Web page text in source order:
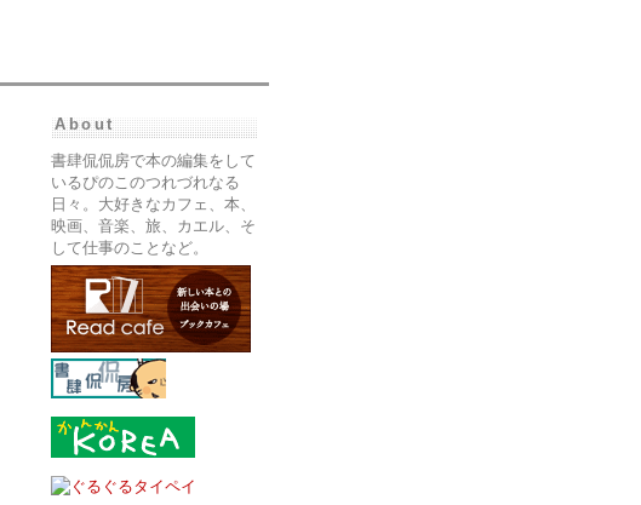
About
書肆侃侃房で本の編集をして
いるぴのこのつれづれなる
日々。大好きなカフェ、本、
映画、音楽、旅、カエル、そ
して仕事のことなど。